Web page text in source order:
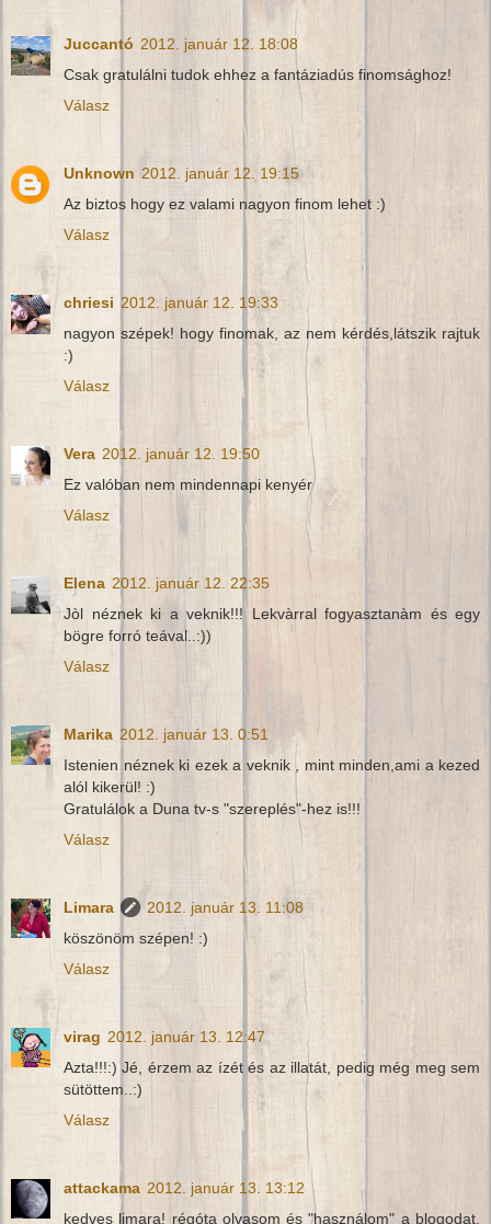
Juccantó 2012. január 12. 18:08
Csak gratulálni tudok ehhez a fantáziadús finomsághoz!
Válasz
Unknown 2012. január 12. 19:15
Az biztos hogy ez valami nagyon finom lehet :)
Válasz
chriesi 2012. január 12. 19:33
nagyon szépek! hogy finomak, az nem kérdés,látszik rajtuk
:)
Válasz
Vera 2012. január 12. 19:50
Ez valóban nem mindennapi kenyér
Válasz
Elena 2012. január 12. 22:35
Jòl néznek ki a veknik!!! Lekvàrral fogyasztanàm és egy
bögre forró teával..:))
Válasz
Marika 2012. január 13. 0:51
Istenien néznek ki ezek a veknik , mint minden,ami a kezed
alól kikerül! :)
Gratulálok a Duna tv-s "szereplés"-hez is!!!
Válasz
Limara
2012. január 13. 11:08
köszönöm szépen! :)
Válasz
virag 2012. január 13. 12:47
Azta!!!:) Jé, érzem az ízét és az illatát, pedig még meg sem
sütöttem..:)
Válasz
attackama 2012. január 13. 13:12
kedves limara! régóta olvasom és "használom" a blogodat,